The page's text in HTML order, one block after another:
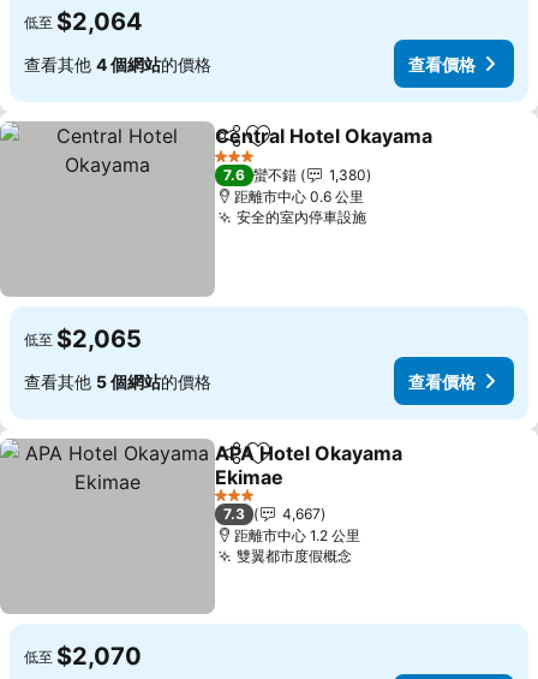
低至 $2,064
查看其他 4 個網站的價格 查看價格
分享 加入我的最愛
Central Hotel Okayama
3 星級
7.6 蠻不錯
1,380
距離市中心 0.6 公里
安全的室內停車設施查看價格
低至 $2,065
查看其他 5 個網站的價格 查看價格
分享 加入我的最愛
APA Hotel Okayama
Ekimae
查看價格
3 星級
7.3
4,667
距離市中心 1.2 公里
雙翼都市度假概念查看價格
低至 $2,070